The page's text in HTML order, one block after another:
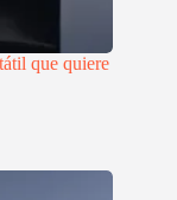
que quiere